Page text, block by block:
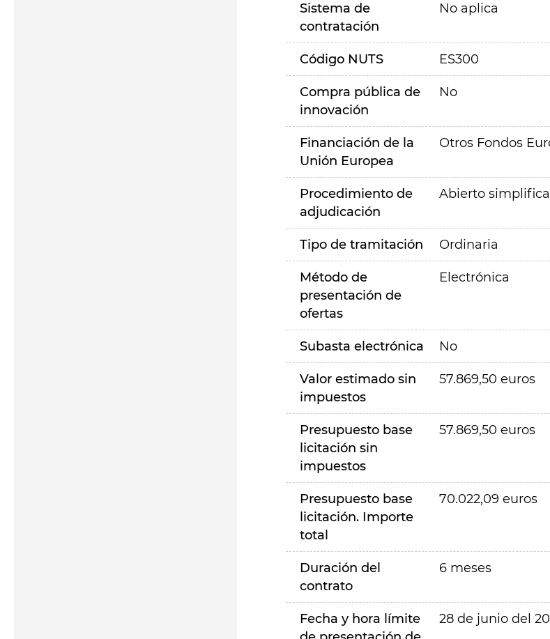
Sistema de
contratación
No aplica
Código NUTS ES300
Compra pública de
innovación
No
Financiación de la
Unión Europea
Otros Fondos
Procedimiento de
adjudicación
Abierto
Tipo de tramitación Ordinaria
Método de
presentación de
ofertas
Electrónica
Subasta electrónica No
Valor estimado sin
impuestos
57.869,50 euros
Presupuesto base
licitación sin
impuestos
57.869,50 euros
Presupuesto base
licitación. Importe
total
70.022,09 euros
Duración del
contrato
6 meses
Fecha y hora límite
28 de junio del